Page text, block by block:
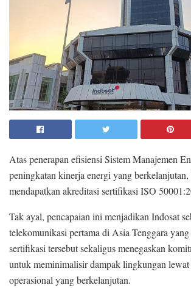
Atas penerapan efisiensi Sistem Manajemen
peningkatan kinerja energi yang berkelanjutan,
mendapatkan akreditasi sertifikasi ISO
Tak ayal, pencapaian ini menjadikan Indosat
telekomunikasi pertama di Asia Tenggara
sertifikasi tersebut sekaligus menegaskan
untuk meminimalisir dampak lingkungan
operasional yang berkelanjutan.